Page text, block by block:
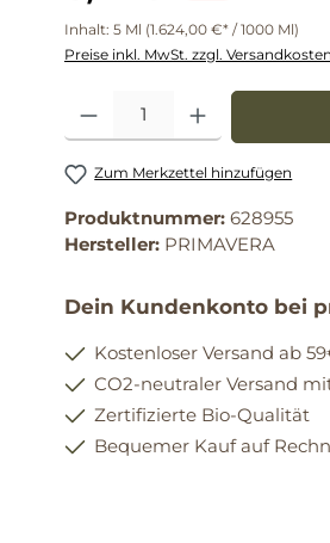
Inhalt: 5 Ml (1.624,00 €* / 1000 Ml)
Preise inkl. MwSt. zzgl. Versandkosten
Produkt Anzahl: Gib den
Zum Merkzettel hinzufügen
Produktnummer: 628955
Hersteller: PRIMAVERA
Dein Kundenkonto bei
Kostenloser Versand ab
CO2-neutraler Versand
Zertifizierte Bio-Qualität
Bequemer Kauf auf